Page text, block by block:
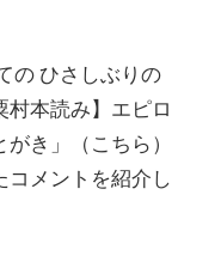
の ひさしぶりの
本読み】エピロ
き」（こちら）
メントを紹介し